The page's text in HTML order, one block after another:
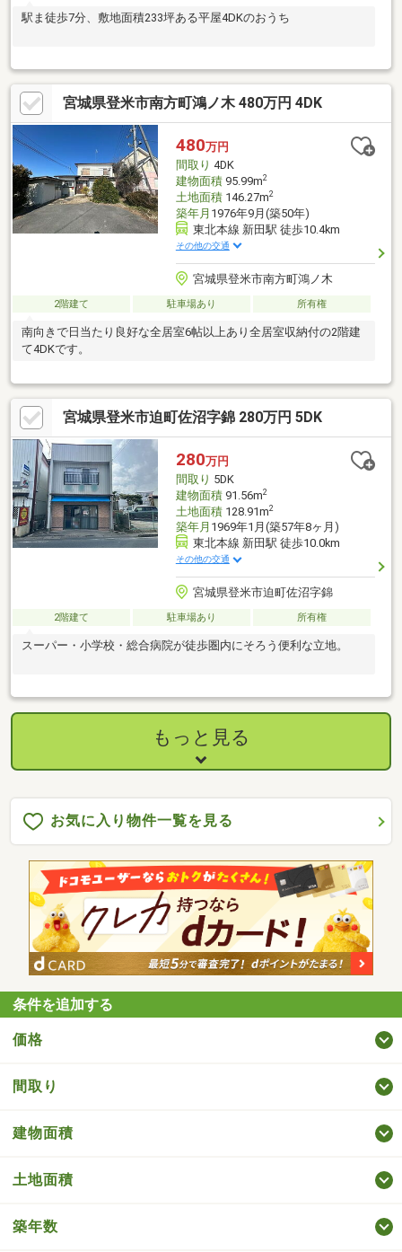
駅ま徒歩7分、敷地面積233坪ある平屋4DKのおうち
宮城県登米市南方町鴻ノ木 480万円 4DK
480万円
間取り 4DK
建物面積95.99m2
土地面積146.27m2
築年月 1976年9月(築50年)
東北本線 新田駅 徒歩10.4km
その他の交通
宮城県登米市南方町鴻ノ木
2階建て 駐車場あり 所有権
南向きで日当たり良好な全居室6帖以上あり全居室収納付の2階建
て4DKです。
宮城県登米市迫町佐沼字錦 280万円 5DK
280万円
間取り 5DK
建物面積91.56m2
土地面積128.91m2
築年月 1969年1月(築57年8ヶ月)
東北本線 新田駅 徒歩10.0km
その他の交通
宮城県登米市迫町佐沼字錦
2階建て 駐車場あり 所有権
スーパー・小学校・総合病院が徒歩圏内にそろう便利な立地。
もっと見る
お気に入り物件一覧を見る
条件を追加する
価格
間取り
建物面積
土地面積
築年数